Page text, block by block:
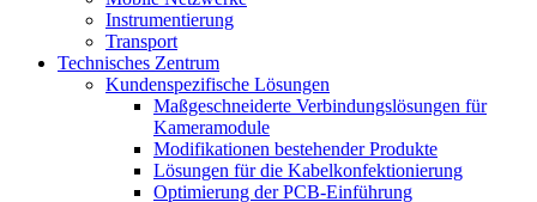
Instrumentierung
Transport
Technisches Zentrum
Kundenspezifische Lösungen
Maßgeschneiderte Verbindungslösungen für
Kameramodule
Modifikationen bestehender Produkte
Lösungen für die Kabelkonfektionierung
Optimierung der PCB-Einführung